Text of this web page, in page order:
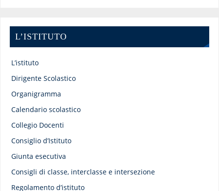
L’ISTITUTO
L’istituto
Dirigente Scolastico
Organigramma
Calendario scolastico
Collegio Docenti
Consiglio d’Istituto
Giunta esecutiva
Consigli di classe, interclasse e intersezione
Regolamento d’istituto